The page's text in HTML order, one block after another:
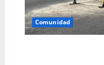
Comunidad